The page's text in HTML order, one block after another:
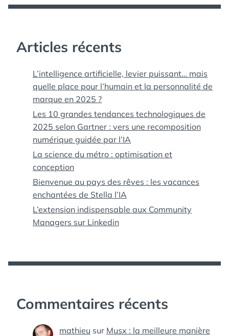
Articles récents
L’intelligence artificielle, levier puissant… mais
quelle place pour l’humain et la personnalité de
marque en 2025 ?
Les 10 grandes tendances technologiques de
2025 selon Gartner : vers une recomposition
numérique guidée par l’IA
La science du métro : optimisation et
conception
Bienvenue au pays des rêves : les vacances
enchantées de Stella l’IA
L’extension indispensable aux Community
Managers sur Linkedin
Commentaires récents
mathieu sur Musx : la meilleure manière